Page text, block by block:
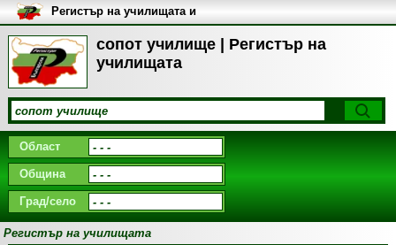
сопот училище | Регистър на
училищата
Регистър на училищата и
университетите в България
Област
Община
Град/село
Регистър на училищата